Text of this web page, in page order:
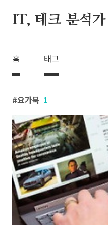
IT, 테크 분석가
홈 태그
요가북 1